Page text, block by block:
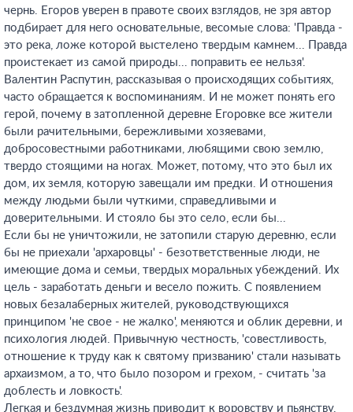
чернь. Егоров уверен в правоте своих взглядов, не зря автор
подбирает для него основательные, весомые слова: 'Правда -
это река, ложе которой выстелено твердым камнем... Правда
проистекает из самой природы... поправить ее нельзя'.
Валентин Распутин, рассказывая о происходящих событиях,
часто обращается к воспоминаниям. И не может понять его
герой, почему в затопленной деревне Егоровке все жители
были рачительными, бережливыми хозяевами,
добросовестными работниками, любящими свою землю,
твердо стоящими на ногах. Может, потому, что это был их
дом, их земля, которую завещали им предки. И отношения
между людьми были чуткими, справедливыми и
доверительными. И стояло бы это село, если бы...
Если бы не уничтожили, не затопили старую деревню, если
бы не приехали 'архаровцы' - безответственные люди, не
имеющие дома и семьи, твердых моральных убеждений. Их
цель - заработать деньги и весело пожить. С появлением
новых безалаберных жителей, руководствующихся
принципом 'не свое - не жалко', меняются и облик деревни, и
психология людей. Привычную честность, 'совестливость,
отношение к труду как к святому призванию' стали называть
архаизмом, а то, что было позором и грехом, - считать 'за
доблесть и ловкость'.
Легкая и бездумная жизнь приводит к воровству и пьянству.